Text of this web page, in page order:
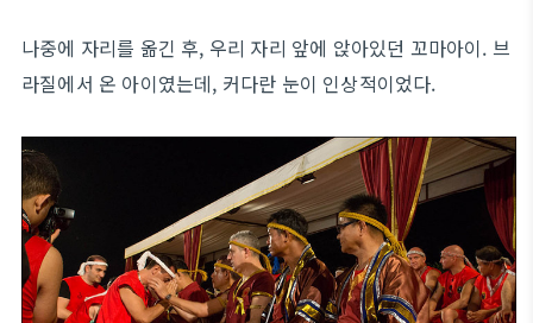
나중에 자리를 옮긴 후, 우리 자리 앞에 앉아있던 꼬마아이. 브
라질에서 온 아이였는데, 커다란 눈이 인상적이었다.